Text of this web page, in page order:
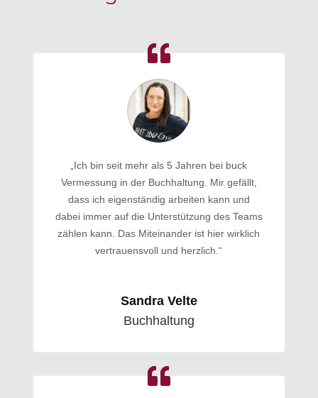
„Ich bin seit mehr als 5 Jahren bei buck
Vermessung in der Buchhaltung. Mir gefällt,
dass ich eigenständig arbeiten kann und
dabei immer auf die Unterstützung des Teams
zählen kann. Das Miteinander ist hier wirklich
vertrauensvoll und herzlich.“
Sandra Velte
Buchhaltung